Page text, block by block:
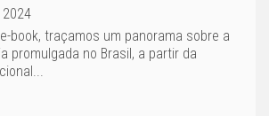
book, traçamos um panorama sobre a
promulgada no Brasil, a partir da